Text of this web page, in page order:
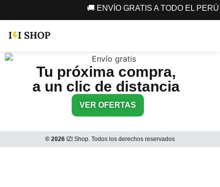
🚚 ENVÍO GRATIS A TODO EL
Tu próxima compra,
a un clic de distancia
VER OFERTAS
© 2026 IZI Shop. Todos los derechos reservados